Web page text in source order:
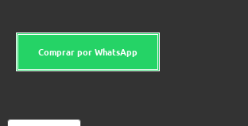
Comprar por WhatsApp